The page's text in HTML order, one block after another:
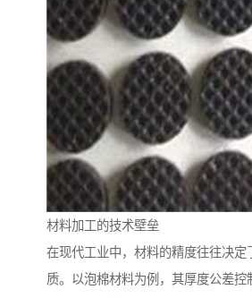
材料加工的技术壁垒
在现代工业中，材料的精度往往决定
质。以泡棉材料为例，其厚度公差控